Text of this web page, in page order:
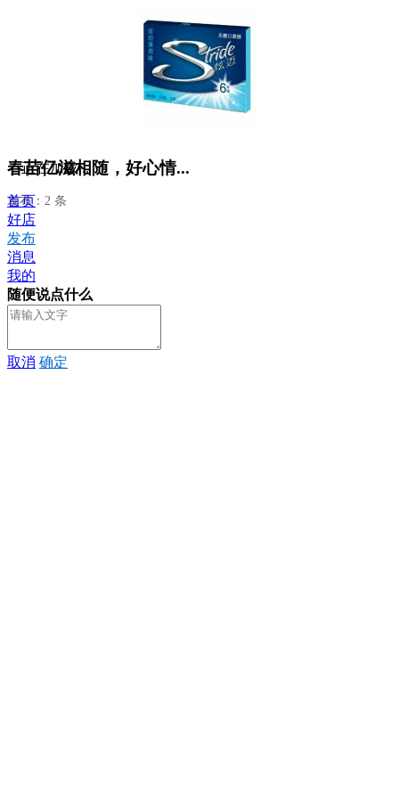
春苗亿滋相随，好心情...
发布：2 条
正在加载...
首页
好店
发布
消息
我的
随便说点什么
取消 确定